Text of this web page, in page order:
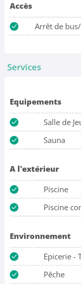
Accès
Arrêt de
Services
Equipements
Salle de
Sauna
A l'extérieur
Piscine
Piscine
Environnement
Epicerie -
Pêche